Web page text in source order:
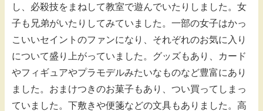
し、必殺技をまねして教室で遊んでいたりしました。女
子も兄弟がいたりしてみていました。一部の女子はかっ
こいいセイントのファンになり、それぞれのお気に入り
について盛り上がっていました。グッズもあり、カード
やフィギュアやプラモデルみたいなものなど豊富にあり
ました。おまけつきのお菓子もあり、つい買ってしまっ
ていました。下敷きや便箋などの文具もありました。高